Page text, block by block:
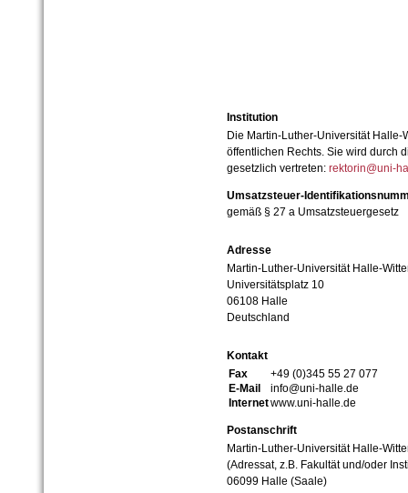
Institution
Die Martin-Luther-Universität
öffentlichen Rechts. Sie wird durch
gesetzlich vertreten: rektorin@uni-
Umsatzsteuer-
gemäß § 27 a Umsatzsteuergesetz
Adresse
Martin-Luther-Universität Halle-
Universitätsplatz 10
06108 Halle
Deutschland
Kontakt
Fax
+49 (0)345 55 27 077
E-Mail
info@uni-halle.de
Internetwww.uni-halle.de
Postanschrift
Martin-Luther-Universität Halle-
(Adressat, z.B. Fakultät und/oder
06099 Halle (Saale)